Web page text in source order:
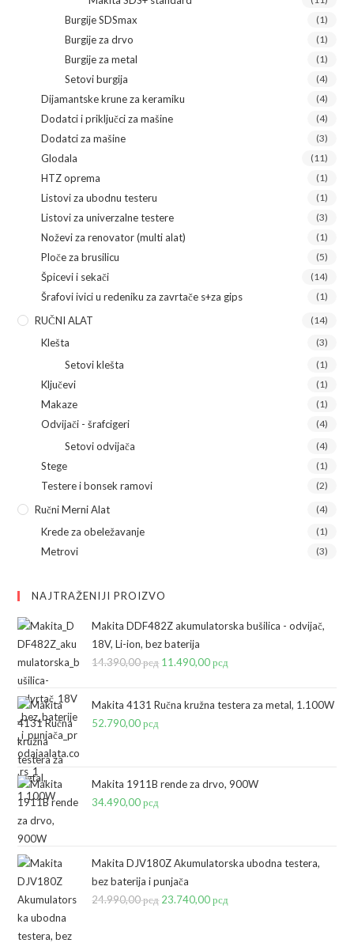
Burgije SDSmax (1)
Burgije za drvo (1)
Burgije za metal (1)
Setovi burgija (4)
Dijamantske krune za keramiku (4)
Dodatci i priključci za mašine (4)
Dodatci za mašine (3)
Glodala (11)
HTZ oprema (1)
Listovi za ubodnu testeru (1)
Listovi za univerzalne testere (3)
Noževi za renovator (multi alat) (1)
Ploče za brusilicu (5)
Špicevi i sekači (14)
Šrafovi ivici u redeniku za zavrtače s+za gips (1)
RUČNI ALAT (14)
Klešta (3)
Setovi klešta (1)
Ključevi (1)
Makaze (1)
Odvijači - šrafcigeri (4)
Setovi odvijača (4)
Stege (1)
Testere i bonsek ramovi (2)
Ručni Merni Alat (4)
Krede za obeležavanje (1)
Metrovi (3)
NAJTRAŽENIJI PROIZVO
Makita DDF482Z akumulatorska bušilica - odvijač,
18V, Li-ion, bez baterija
14.390,00рсд Originalna
je
11.490,00рсд
je:
Makita 4131 Ručna kružna testera za metal, 1.100W
52.790,00рсд
Makita 1911B rende za drvo, 900W
34.490,00рсд
Makita DJV180Z Akumulatorska ubodna testera,
bez baterija i punjača
24.990,00рсд Originalna
23.740,00рсд